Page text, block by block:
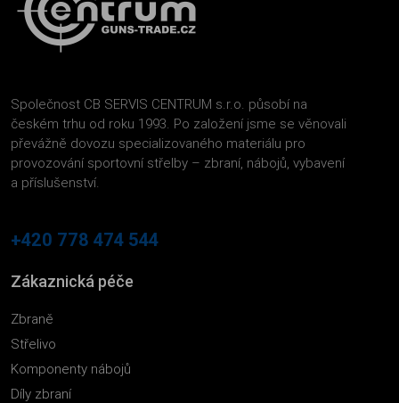
Společnost CB SERVIS CENTRUM s.r.o. působí na
českém trhu od roku 1993. Po založení jsme se věnovali
převážně dovozu specializovaného materiálu pro
provozování sportovní střelby – zbraní, nábojů, vybavení
a příslušenství.
+420 778 474 544
Zákaznická péče
Zbraně
Střelivo
Komponenty nábojů
Díly zbraní